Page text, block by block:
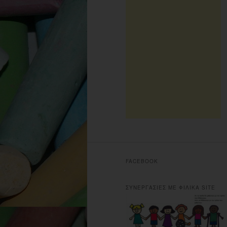
FACEBOOK
ΣΥΝΕΡΓΑΣΙΕΣ ΜΕ ΦΙΛΙΚΑ SITE